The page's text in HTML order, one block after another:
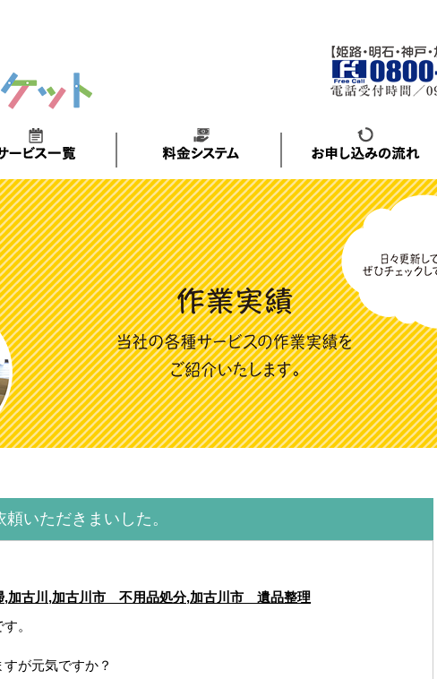
いただきまいした。
,加古川 ,加古川市 不用品処分,加古川市 遺品整理
。
が元気ですか？